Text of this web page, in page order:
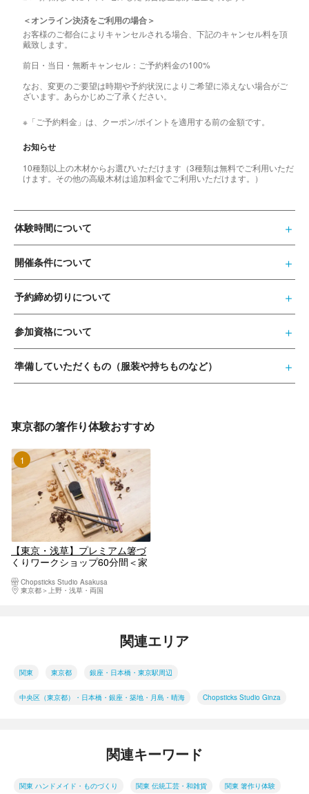
＜オンライン決済をご利用の場合＞
お客様のご都合によりキャンセルされる場合、下記のキャンセル料を頂
戴致します。
前日・当日・無断キャンセル：ご予約料金の100%
なお、変更のご要望は時期や予約状況によりご希望に添えない場合がご
ざいます。あらかじめご了承ください。
※「ご予約料金」は、クーポン/ポイントを適用する前の金額です。
お知らせ
10種類以上の木材からお選びいただけます（3種類は無料でご利用いただ
けます。その他の高級木材は追加料金でご利用いただけます。）
体験時間について
開催条件について
予約締め切りについて
参加資格について
準備していただくもの（服装や持ちものなど）
東京都の箸作り体験おすすめ
1位
【東京・浅草】プレミアム箸づ
くりワークショップ60分間＜家
すめ＞：全種類の高級木材と刻
印を含む
Chopsticks Studio Asakusa
東京都
上野・浅草・両国
関連エリア
関東 東京都 銀座・日本橋・東京駅周辺
中央区（東京都）・日本橋・銀座・築地・月島・晴海 Chopsticks Studio Ginza
関連キーワード
関東 ハンドメイド・ものづくり 関東 伝統工芸・和雑貨 関東 箸作り体験